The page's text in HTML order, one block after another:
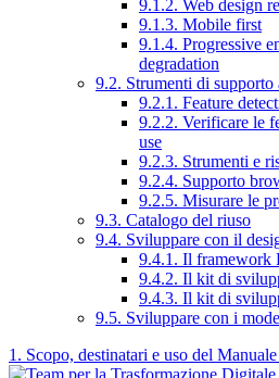
9.1.2. Web design
9.1.3. Mobile first
9.1.4. Progressive
degradation
9.2. Strumenti di
9.2.1. Feature
9.2.2. Verificare le
use
9.2.3. Strumenti e
9.2.4. Supporto
9.2.5. Misurare le
9.3. Catalogo del riuso
9.4. Sviluppare con il
9.4.1. Il framework
9.4.2. Il kit di
9.4.3. Il kit di
9.5. Sviluppare con i
1. Scopo, destinatari e uso del